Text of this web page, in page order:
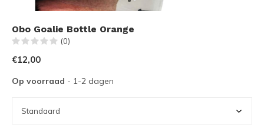
Obo Goalie Bottle Orange
(0)
€12,00
Op voorraad - 1-2 dagen